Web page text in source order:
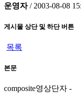
운영자 / 2003-08-08
게시물 상단 및 하단 버튼
목록
본문
composite영상단자 -